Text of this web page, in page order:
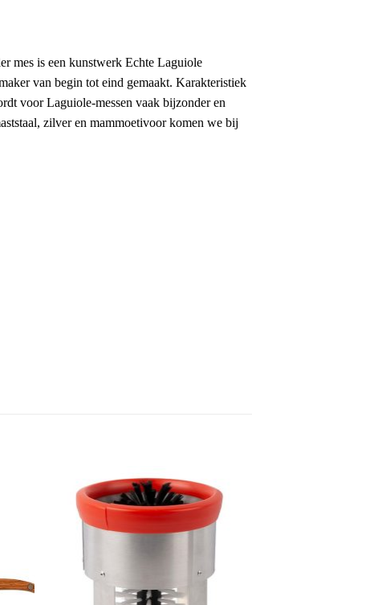
mes is een kunstwerk Echte Laguiole
van begin tot eind gemaakt. Karakteristiek
voor Laguiole-messen vaak bijzonder en
zilver en mammoetivoor komen we bij